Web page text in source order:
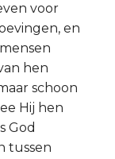
voor
en
hen
schoon
Hij hen
God
tussen